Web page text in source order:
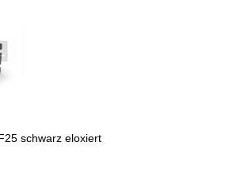
schwarz eloxiert